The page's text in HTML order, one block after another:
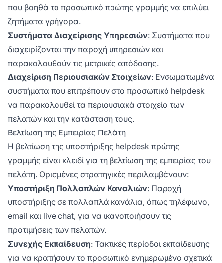
που βοηθά το προσωπικό πρώτης γραμμής να επιλύει
ζητήματα γρήγορα.
Συστήματα Διαχείρισης Υπηρεσιών: Συστήματα που
διαχειρίζονται την παροχή υπηρεσιών και
παρακολουθούν τις μετρικές απόδοσης.
Διαχείριση Περιουσιακών Στοιχείων: Ενσωματωμένα
συστήματα που επιτρέπουν στο προσωπικό helpdesk
να παρακολουθεί τα περιουσιακά στοιχεία των
πελατών και την κατάστασή τους.
Βελτίωση της Εμπειρίας Πελάτη
Η βελτίωση της υποστήριξης helpdesk πρώτης
γραμμής είναι κλειδί για τη βελτίωση της εμπειρίας του
πελάτη. Ορισμένες στρατηγικές περιλαμβάνουν:
Υποστήριξη Πολλαπλών Καναλιών: Παροχή
υποστήριξης σε πολλαπλά κανάλια, όπως τηλέφωνο,
email και live chat, για να ικανοποιήσουν τις
προτιμήσεις των πελατών.
Συνεχής Εκπαίδευση: Τακτικές περίοδοι εκπαίδευσης
για να κρατήσουν το προσωπικό ενημερωμένο σχετικά